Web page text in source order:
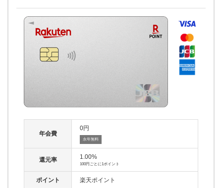
年会費
0
永年無料
還元率 1.00%
100円ごとに1ポイント
ポイント 楽天ポイント